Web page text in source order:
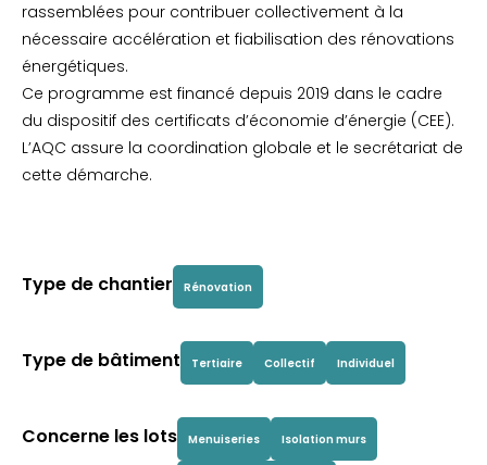
rassemblées pour contribuer collectivement à la
nécessaire accélération et fiabilisation des rénovations
énergétiques.
Ce programme est financé depuis 2019 dans le cadre
du dispositif des certificats d’économie d’énergie (CEE).
L’AQC assure la coordination globale et le secrétariat de
cette démarche.
Type de chantier Rénovation
Type de bâtiment Tertiaire Collectif Individuel
Concerne les lots Menuiseries Isolation murs